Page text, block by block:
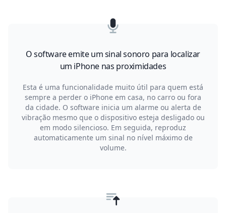
O software emite um sinal sonoro para localizar
um iPhone nas proximidades
Esta é uma funcionalidade muito útil para quem está
sempre a perder o iPhone em casa, no carro ou fora
da cidade. O software inicia um alarme ou alerta de
vibração mesmo que o dispositivo esteja desligado ou
em modo silencioso. Em seguida, reproduz
automaticamente um sinal no nível máximo de
volume.